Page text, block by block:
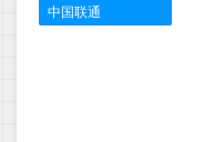
中国联通